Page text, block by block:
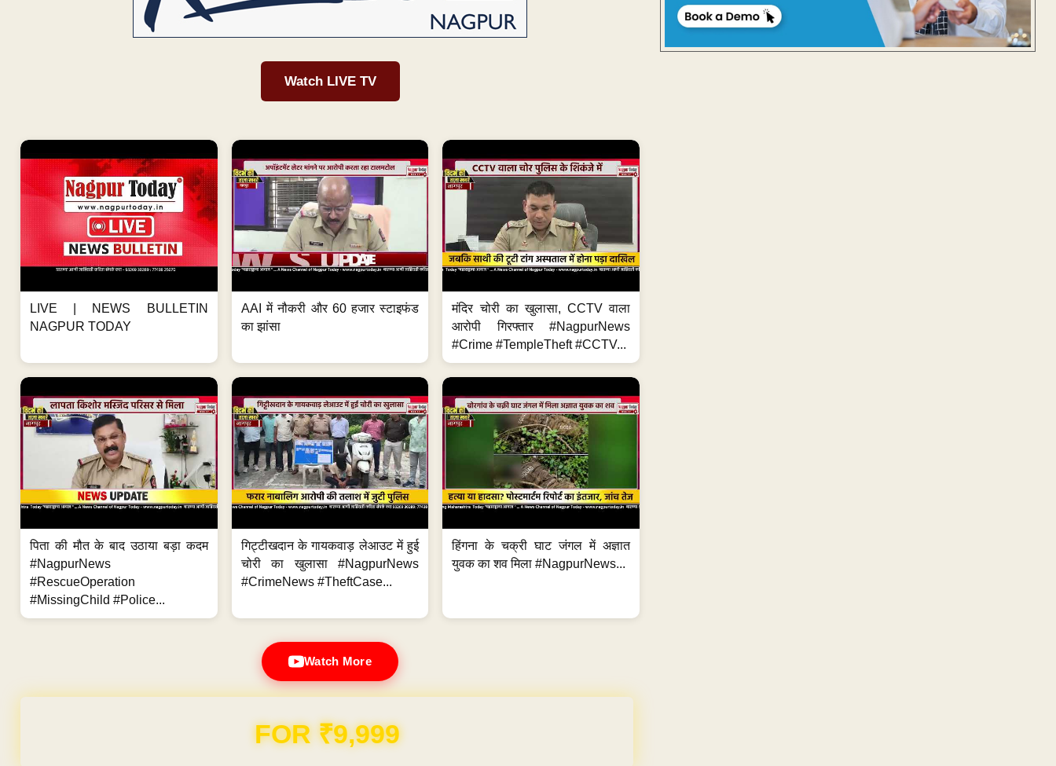
Watch LIVE TV
LIVE | NEWS BULLETIN
NAGPUR TODAY
AAI में नौकरी और 60 हजार स्टाइफंड
का झांसा
मंदिर चोरी का खुलासा, CCTV वाला
आरोपी गिरफ्तार #NagpurNews
#Crime #TempleTheft #CCTV...
पिता की मौत के बाद उठाया बड़ा कदम
#NagpurNews
#RescueOperation
#MissingChild #Police...
गिट्टीखदान के गायकवाड़ लेआउट में हुई
चोरी का खुलासा #NagpurNews
#CrimeNews #TheftCase...
हिंगना के चक्री घाट जंगल में अज्ञात
युवक का शव मिला #NagpurNews...
Watch More
FOR ₹9,999